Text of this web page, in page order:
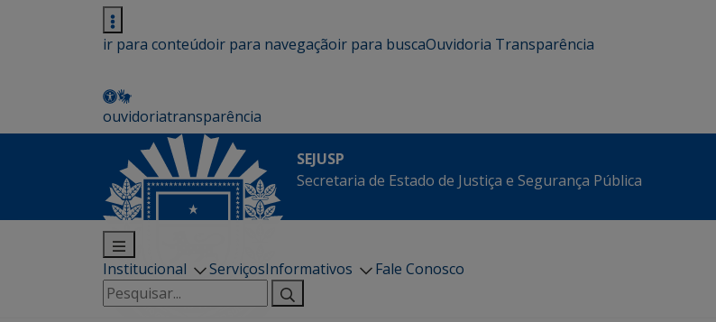
ir para conteúdoir para navegaçãoir para buscaOuvidoria Transparência
ouvidoriatransparência
SEJUSP
Secretaria de Estado de Justiça e Segurança Pública
Institucional ServiçosInformativos
Fale Conosco
Pesquisar
por: